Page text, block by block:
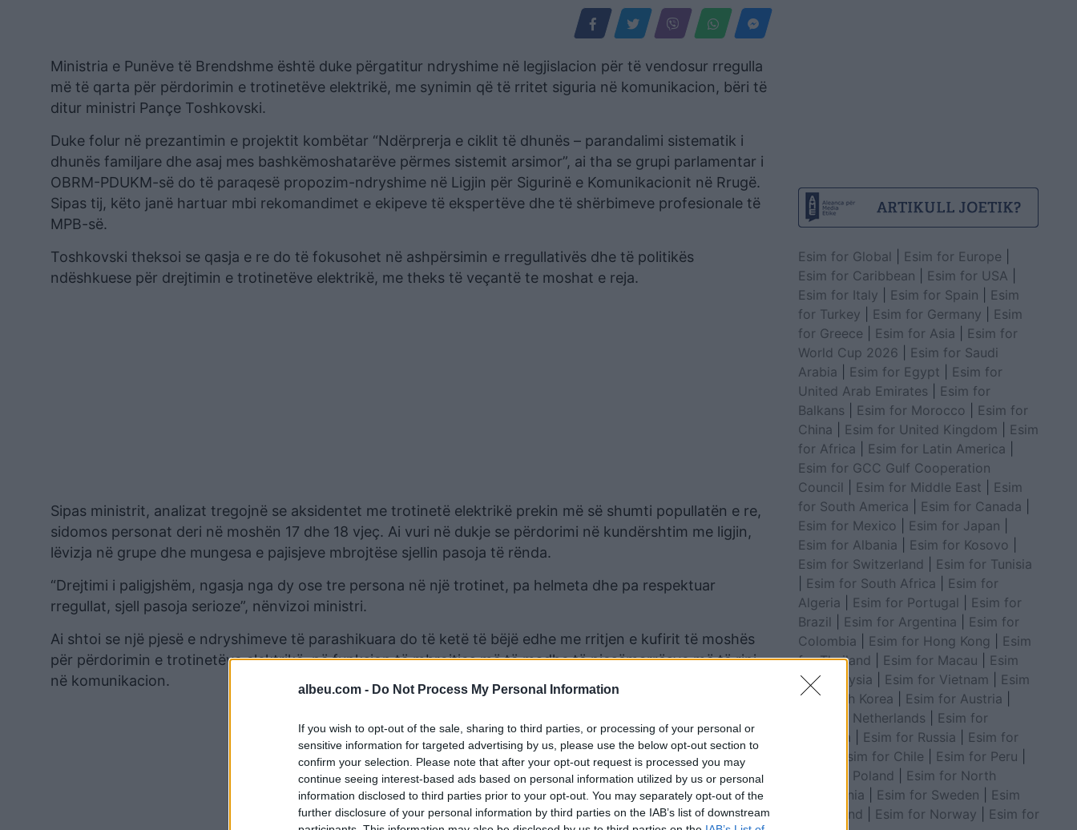
albeu.com - Do Not Process My Personal Information
If you wish to opt-out of the sale, sharing to third parties, or processing of your personal or
sensitive information for targeted advertising by us, please use the below opt-out section to
confirm your selection. Please note that after your opt-out request is processed you may
continue seeing interest-based ads based on personal information utilized by us or personal
information disclosed to third parties prior to your opt-out. You may separately opt-out of the
further disclosure of your personal information by third parties on the IAB’s list of downstream
Ministria e Punëve të Brendshme është duke përgatitur ndryshime në legjislacion për të vendosur rregulla
më të qarta për përdorimin e trotinetëve elektrikë, me synimin që të rritet siguria në komunikacion, bëri të
ditur ministri Pançe Toshkovski.
Duke folur në prezantimin e projektit kombëtar “Ndërprerja e ciklit të dhunës – parandalimi sistematik i
dhunës familjare dhe asaj mes bashkëmoshatarëve përmes sistemit arsimor”, ai tha se grupi parlamentar i
OBRM-PDUKM-së do të paraqesë propozim-ndryshime në Ligjin për Sigurinë e Komunikacionit në Rrugë.
Sipas tij, këto janë hartuar mbi rekomandimet e ekipeve të ekspertëve dhe të shërbimeve profesionale të
MPB-së.
Toshkovski theksoi se qasja e re do të fokusohet në ashpërsimin e rregullativës dhe të politikës
ndëshkuese për drejtimin e trotinetëve elektrikë, me theks të veçantë te moshat e reja.
Sipas ministrit, analizat tregojnë se aksidentet me trotinetë elektrikë prekin më së shumti popullatën e re,
sidomos personat deri në moshën 17 dhe 18 vjeç. Ai vuri në dukje se përdorimi në kundërshtim me ligjin,
lëvizja në grupe dhe mungesa e pajisjeve mbrojtëse sjellin pasoja të rënda.
“Drejtimi i paligjshëm, ngasja nga dy ose tre persona në një trotinet, pa helmeta dhe pa respektuar
rregullat, sjell pasoja serioze”, nënvizoi ministri.
Ai shtoi se një pjesë e ndryshimeve të parashikuara do të ketë të bëjë edhe me rritjen e kufirit të moshës
për përdorimin e trotinetëve elektrikë, në funksion të mbrojtjes më të madhe të pjesëmarrësve më të rinj
në komunikacion.
Esim for Global Esim for Europe
Esim for Caribbean
Esim for USA
Esim for Italy
Esim for Spain
Esim
for Turkey
Esim for Germany
Esim
for Greece
Esim for Asia
Esim for
World Cup 2026
Esim for Saudi
Arabia
Esim for Egypt
Esim for
United Arab Emirates
Esim for
Balkans
Esim for Morocco
Esim for
China
Esim for United Kingdom
Esim
for Africa
Esim for Latin America
Esim for GCC Gulf Cooperation
Council
Esim for Middle East
Esim
for South America
Esim for Canada
Esim for Mexico
Esim for Japan
Esim for Albania
Esim for Kosovo
Esim for Switzerland
Esim for Tunisia
Esim for South Africa
Esim for
Algeria
Esim for Portugal
Esim for
Brazil
Esim for Argentina
Esim for
Colombia
Esim for Hong Kong
Esim
for Thailand
Esim for Macau
Esim
for Malaysia
Esim for Vietnam
Esim
for South Korea
Esim for Austria
Esim for Netherlands
Esim for
Australia
Esim for Russia
Esim for
Esim for Chile Esim for Peru
Esim for Poland
Esim for North
Macedonia
Esim for Sweden
Esim
for Finland
Esim for Norway
Esim for